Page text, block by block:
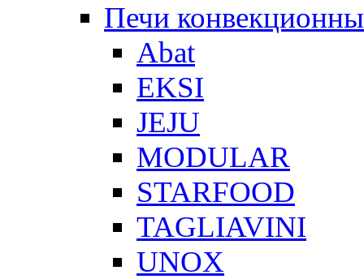
Печи
Abat
EKSI
JEJU
MODULAR
STARFOOD
TAGLIAVINI
UNOX